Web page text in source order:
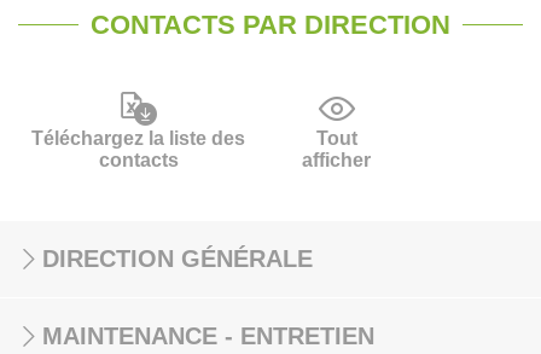
CONTACTS PAR DIRECTION
Téléchargez la liste des
contacts
Tout
afficher
DIRECTION GÉNÉRALE
MAINTENANCE - ENTRETIEN